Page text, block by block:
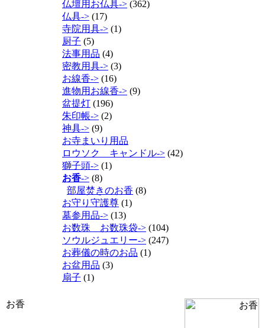
仏壇用お仏具-> (362)
仏具-> (17)
寺院用具-> (1)
厨子 (5)
法事用品 (4)
密教用具-> (3)
お線香-> (16)
進物用お線香-> (9)
盆提灯 (196)
朱印帳-> (2)
神具-> (9)
お寺まいり用品
ロウソク キャンドル-> (42)
獅子頭-> (1)
お香-> (8)
部屋焚きのお香 (8)
お守り守護尊 (1)
墓参用品-> (13)
お数珠 お数珠袋-> (104)
ソウルジュエリー-> (247)
お葬儀の時のお品 (1)
お盆用品 (3)
扇子 (1)
お香